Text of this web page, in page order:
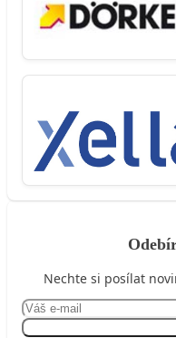
Nechte si posílat